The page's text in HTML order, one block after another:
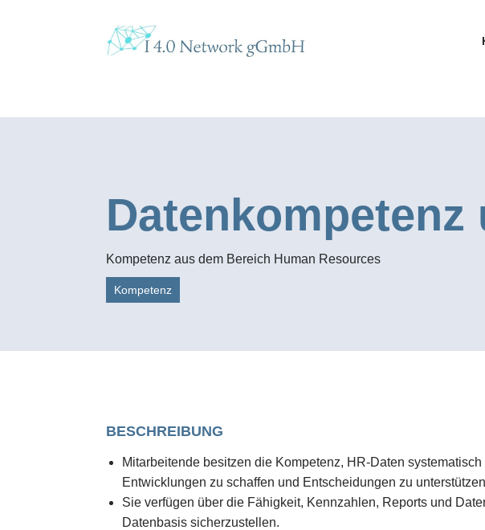
Kompetenz aus dem Bereich Human Resources
Kompetenz
BESCHREIBUNG
Mitarbeitende besitzen die Kompetenz, HR-Daten
Entwicklungen zu schaffen und Entscheidungen zu
Sie verfügen über die Fähigkeit, Kennzahlen, Reports und
Datenbasis sicherzustellen.